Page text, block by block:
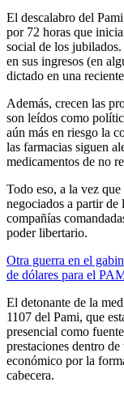
El descalabro del
por 72 horas que
social de los
en sus ingresos (en
dictado en una
Además, crecen las
son leídos como
aún más en riesgo la
las farmacias siguen
medicamentos de no
Todo eso, a la vez
negociados a partir de
compañías
poder libertario.
Otra guerra en el
de dólares para el
El detonante de la
1107 del Pami, que
presencial como
prestaciones dentro
económico por la
cabecera.